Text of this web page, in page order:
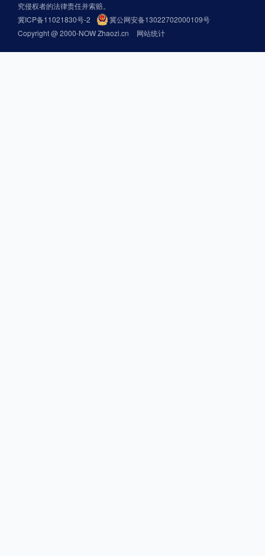
究侵权者的法律责任并索赔。
冀ICP备11021830号-2
冀公网安备13022702000109号
Copyright @ 2000-NOW Zhaozi.cn
网站统计